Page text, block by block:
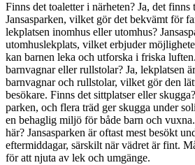
Finns det toaletter i närheten? Ja, det finns
Jansasparken, vilket gör det bekvämt för
lekplatsen inomhus eller utomhus?
utomhuslekplats, vilket erbjuder
kan barnen leka och utforska i friska
barnvagnar eller rullstolar? Ja, lekplatsen
barnvagnar och rullstolar, vilket gör den
besökare. Finns det sittplatser eller
parken, och flera träd ger skugga under
en behaglig miljö för både barn och
här? Jansasparken är oftast mest besökt
eftermiddagar, särskilt när vädret är fint.
för att njuta av lek och umgänge.